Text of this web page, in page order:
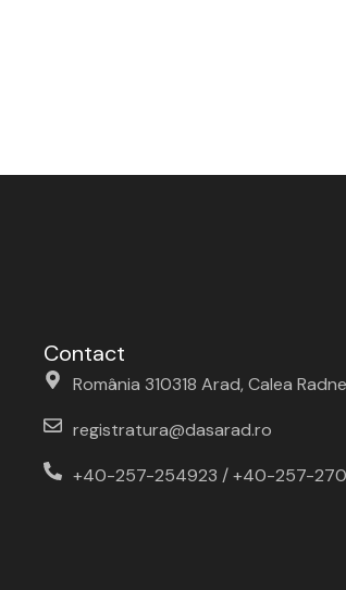
Contact
România 310318 Arad, Calea
registratura@dasarad.ro
+40-257-254923 / +40-257-